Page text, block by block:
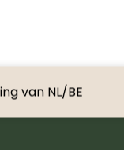
van NL/BE